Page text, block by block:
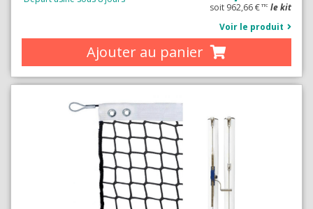
soit 962,66 € TTC le kit
Voir le produit
Ajouter au panier